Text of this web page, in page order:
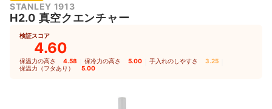
STANLEY 1913
H2.0 真空クエンチャー
検証スコア
4.60
保温力の高さ 4.58 保冷力の高さ 5.00 手入れのしやすさ 3.25
保温力（フタあり） 5.00